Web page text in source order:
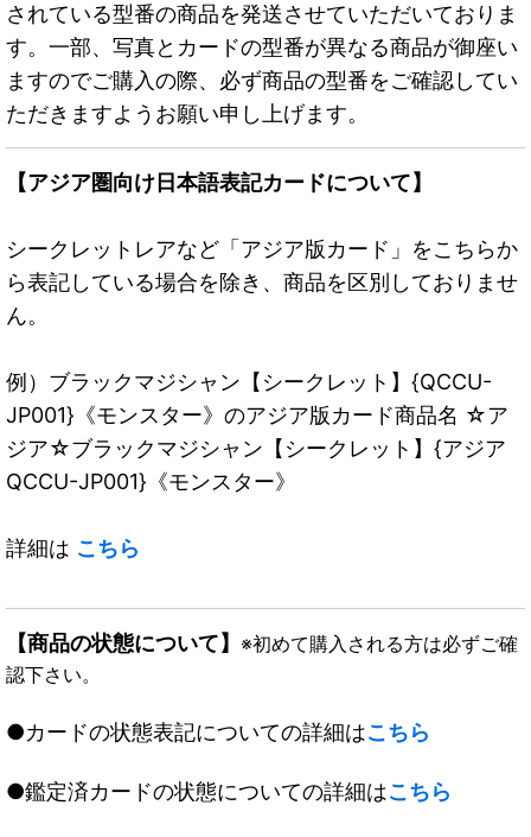
されている型番の商品を発送させていただいておりま
す。一部、写真とカードの型番が異なる商品が御座い
ますのでご購入の際、必ず商品の型番をご確認してい
ただきますようお願い申し上げます。
【アジア圏向け日本語表記カードについて】
シークレットレアなど「アジア版カード」をこちらか
ら表記している場合を除き、商品を区別しておりませ
ん。
例）ブラックマジシャン【シークレット】{QCCU-
JP001}《モンスター》のアジア版カード商品名 ☆ア
ジア☆ブラックマジシャン【シークレット】{アジア
QCCU-JP001}《モンスター》
詳細は こちら
【商品の状態について】 ※初めて購入される方は必ずご確
認下さい。
●カードの状態表記についての詳細はこちら
●鑑定済カードの状態についての詳細はこちら